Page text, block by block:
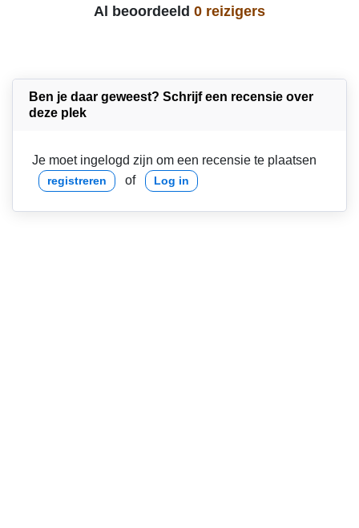
Al beoordeeld 0 reizigers
Ben je daar geweest? Schrijf een recensie over
deze plek
Je moet ingelogd zijn om een recensie te plaatsen
registreren of Log in